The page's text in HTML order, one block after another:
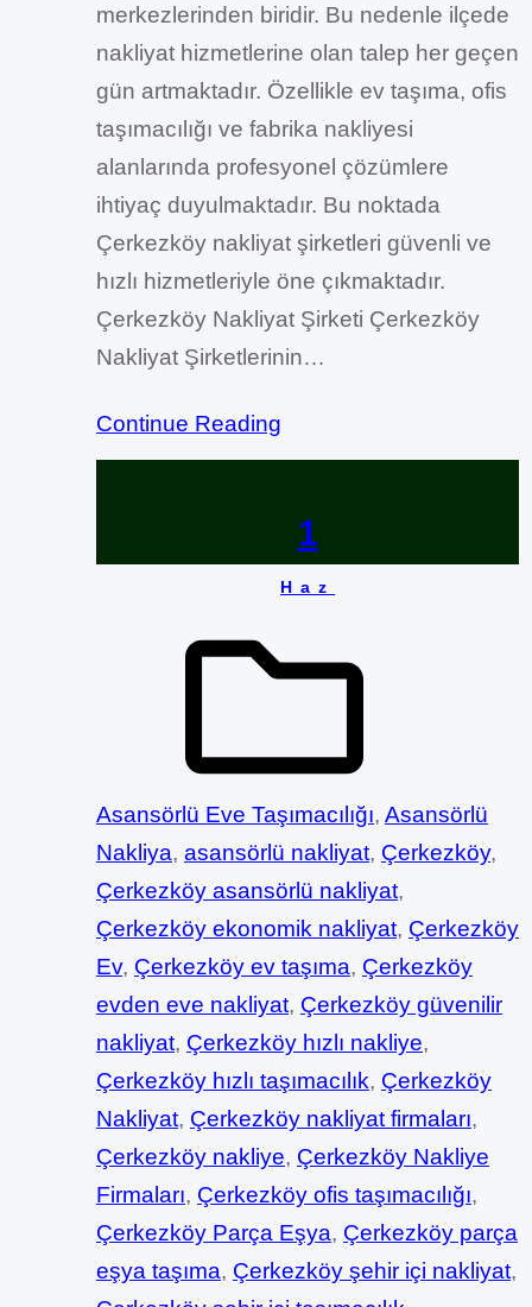
merkezlerinden biridir. Bu nedenle ilçede
nakliyat hizmetlerine olan talep her geçen
gün artmaktadır. Özellikle ev taşıma, ofis
taşımacılığı ve fabrika nakliyesi
alanlarında profesyonel çözümlere
ihtiyaç duyulmaktadır. Bu noktada
Çerkezköy nakliyat şirketleri güvenli ve
hızlı hizmetleriyle öne çıkmaktadır.
Çerkezköy Nakliyat Şirketi Çerkezköy
Nakliyat Şirketlerinin…
Continue Reading
1
Haz
Asansörlü Eve Taşımacılığı, Asansörlü
Nakliya, asansörlü nakliyat, Çerkezköy
Çerkezköy asansörlü nakliyat
Çerkezköy ekonomik nakliyat, Çerkezköy
Ev, Çerkezköy ev taşıma, Çerkezköy
evden eve nakliyat, Çerkezköy güvenilir
nakliyat, Çerkezköy hızlı nakliye
Çerkezköy hızlı taşımacılık, Çerkezköy
Nakliyat, Çerkezköy nakliyat firmaları
Çerkezköy nakliye, Çerkezköy Nakliye
Firmaları, Çerkezköy ofis taşımacılığı
Çerkezköy Parça Eşya, Çerkezköy parça
eşya taşıma, Çerkezköy şehir içi nakliyat